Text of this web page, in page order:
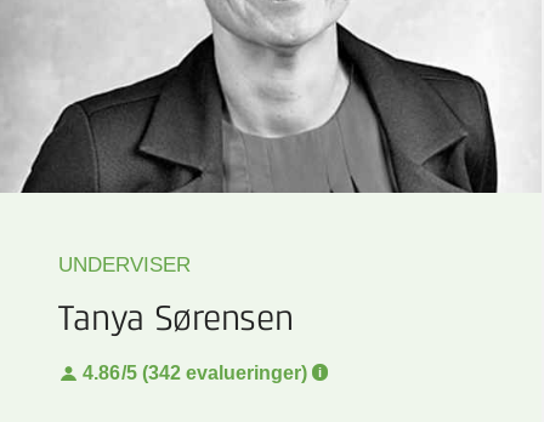
UNDERVISER
Tanya Sørensen
4.86/5 (342 evalueringer)